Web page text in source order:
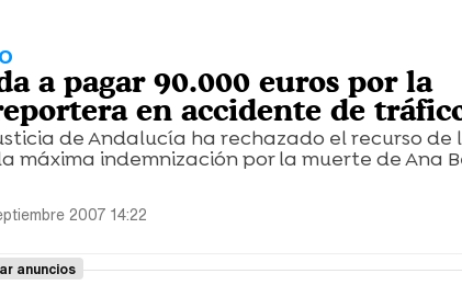
a pagar 90.000 euros por la
en accidente de
de Andalucía ha rechazado el recurso de
máxima indemnización por la muerte de Ana
2007 14:22
anuncios